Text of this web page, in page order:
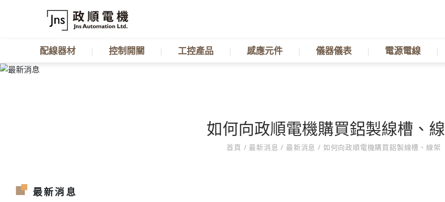
配線器材 控制開關 工控產品 感應元件 儀器儀表 電源電線
如何向政順電機購買鋁製線槽、
首頁 / 最新消息/ 最新消息/ 如何向政順電機購買鋁製線槽、線架
最新消息